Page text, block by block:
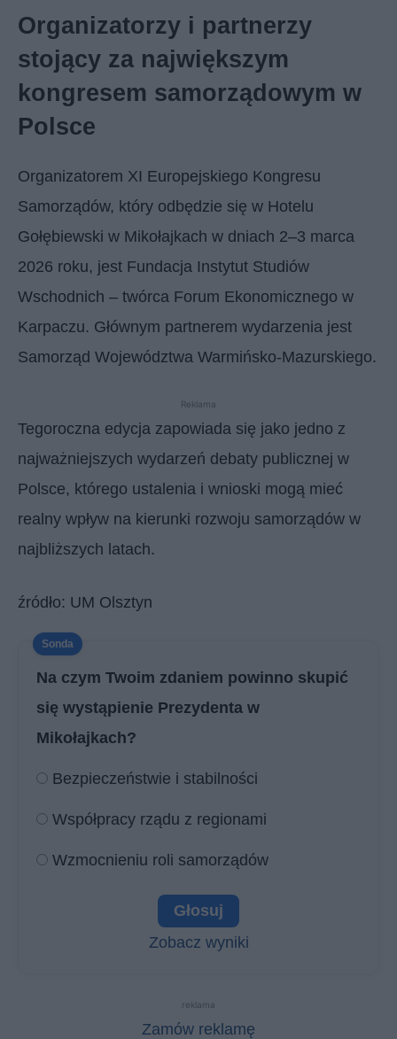
Organizatorzy i partnerzy
stojący za największym
kongresem samorządowym w
Polsce
Organizatorem XI Europejskiego Kongresu
Samorządów, który odbędzie się w Hotelu
Gołębiewski w Mikołajkach w dniach 2–3 marca
2026 roku, jest Fundacja Instytut Studiów
Wschodnich – twórca Forum Ekonomicznego w
Karpaczu. Głównym partnerem wydarzenia jest
Samorząd Województwa Warmińsko-Mazurskiego.
Reklama
Tegoroczna edycja zapowiada się jako jedno z
najważniejszych wydarzeń debaty publicznej w
Polsce, którego ustalenia i wnioski mogą mieć
realny wpływ na kierunki rozwoju samorządów w
najbliższych latach.
źródło: UM Olsztyn
Na czym Twoim zdaniem powinno skupić
się wystąpienie Prezydenta w
Mikołajkach?
Bezpieczeństwie i stabilności
Współpracy rządu z regionami
Wzmocnieniu roli samorządów
Zobacz wyniki
reklama
Zamów reklamę